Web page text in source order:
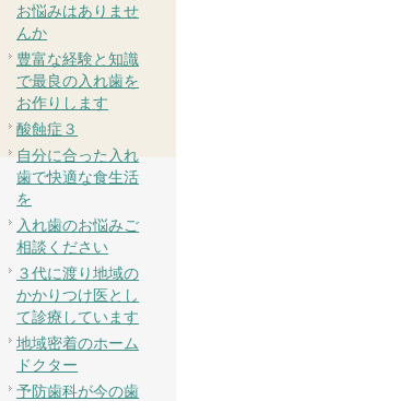
お悩みはありませ
んか
豊富な経験と知識
で最良の入れ歯を
お作りします
酸蝕症３
自分に合った入れ
歯で快適な食生活
を
入れ歯のお悩みご
相談ください
３代に渡り地域の
かかりつけ医とし
て診療しています
地域密着のホーム
ドクター
予防歯科が今の歯